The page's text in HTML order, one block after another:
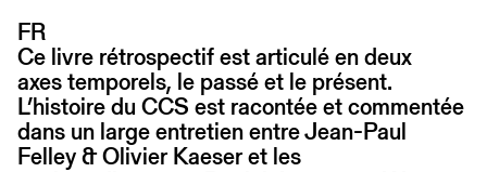
FR
Ce livre rétrospectif est articulé en deux
axes temporels, le passé et le présent.
L’histoire du CCS est racontée et commentée
dans un large entretien entre Jean-Paul
Felley & Olivier Kaeser et les